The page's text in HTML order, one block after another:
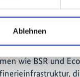
Ablehnen
die
wie BSR und